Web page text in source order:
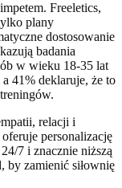
Freeletics,
plany
dostosowanie
badania
w wieku 18-35 lat
a 41% deklaruje, że to
relacji i
personalizację
7 i znacznie niższą
by zamienić siłownię